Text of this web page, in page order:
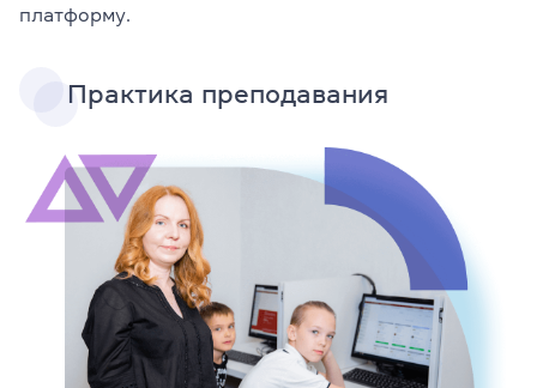
платформу.
Практика преподавания